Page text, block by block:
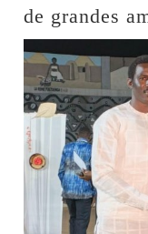
de grandes